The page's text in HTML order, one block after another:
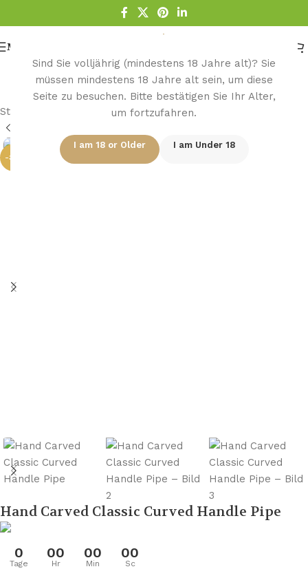
Sind Sie volljährig (mindestens 18 Jahre alt)? Sie
müssen mindestens 18 Jahre alt sein, um diese
Seite zu besuchen. Bitte bestätigen Sie Ihr Alter,
um fortzufahren.
I am 18 or Older I am Under 18
Menu
Startseite
-33%
Hand Carved Classic Curved Handle Pipe
0
Tage
00
Hr
00
Min
00
Sc